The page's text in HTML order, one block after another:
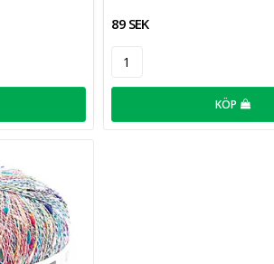
89 SEK
KÖP